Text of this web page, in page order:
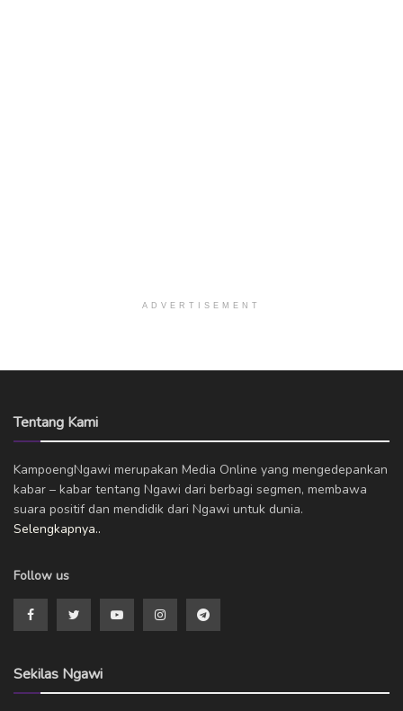
ADVERTISEMENT
Tentang Kami
KampoengNgawi merupakan Media Online yang mengedepankan
kabar – kabar tentang Ngawi dari berbagi segmen, membawa
suara positif dan mendidik dari Ngawi untuk dunia.
Selengkapnya..
Follow us
Sekilas Ngawi